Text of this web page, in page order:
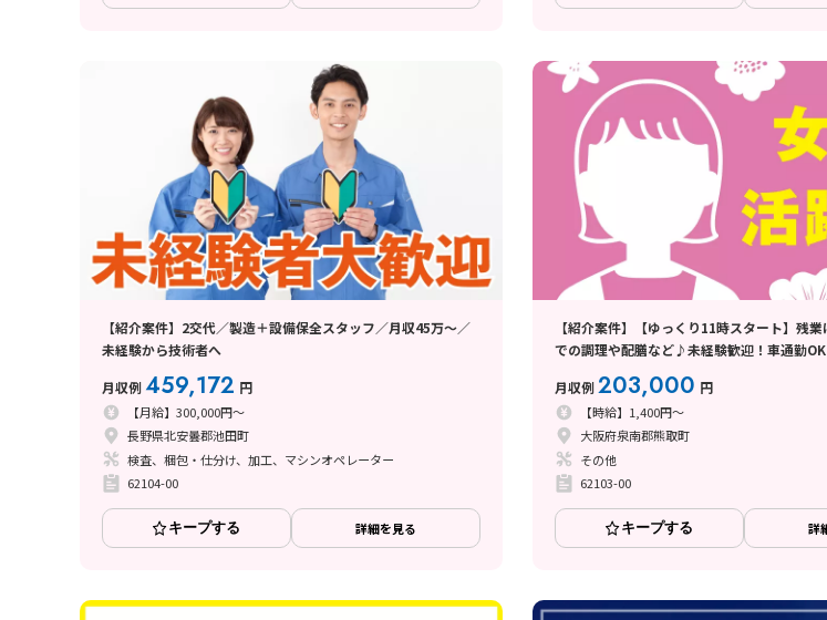
【紹介案件】2交代／製造＋設備保全スタッフ／月収45万～／
未経験から技術者へ
月収例 459,172 円
【月給】300,000円～
長野県北安曇郡池田町
検査、梱包・仕分け、加工、マシンオペレーター
62104-00
キープする 詳細を見る
【紹介案件】【ゆっくり11時スタート】残
での調理や配膳など♪未経験歓迎！車通勤
月収例203,000 円
【時給】1,400円～
大阪府泉南郡熊取町
その他
62103-00
キープする 詳